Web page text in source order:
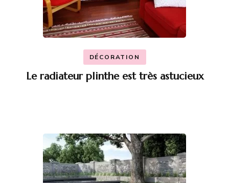
DÉCORATION
Le radiateur plinthe est très astucieux